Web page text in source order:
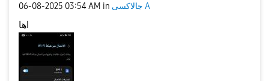
‎06-08-2025 03:54 AM in جالاكسى A
اها